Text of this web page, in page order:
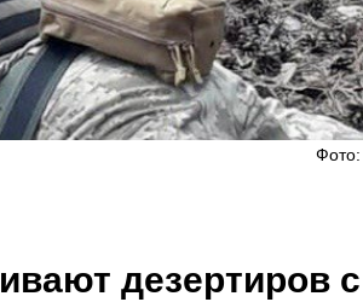
Фото:
дезертиров с